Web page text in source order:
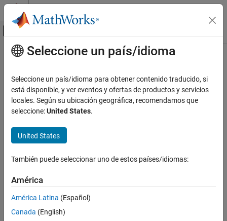
Saltar al contenido
Mostrar/ocultar menú de navegación
Inicio de Documentación
Contenido principal
¿Qué tan útil fue esta traducción?
Seleccione un país/idioma
Seleccione un país/idioma para obtener contenido traducido, si
está disponible, y ver eventos y ofertas de productos y servicios
locales. Según su ubicación geográfica, recomendamos que
seleccione:United States.
United States
También puede seleccionar uno de estos países/idiomas:
América
América Latina (Español)
Canada (English)